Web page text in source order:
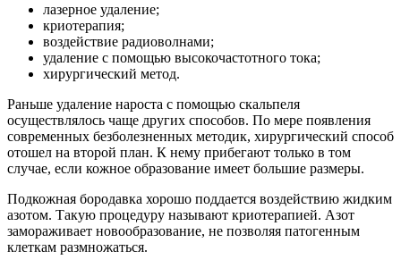
лазерное удаление;
криотерапия;
воздействие радиоволнами;
удаление с помощью высокочастотного тока;
хирургический метод.
Раньше удаление нароста с помощью скальпеля
осуществлялось чаще других способов. По мере появления
современных безболезненных методик, хирургический способ
отошел на второй план. К нему прибегают только в том
случае, если кожное образование имеет большие размеры.
Подкожная бородавка хорошо поддается воздействию жидким
азотом. Такую процедуру называют криотерапией. Азот
замораживает новообразование, не позволяя патогенным
клеткам размножаться.